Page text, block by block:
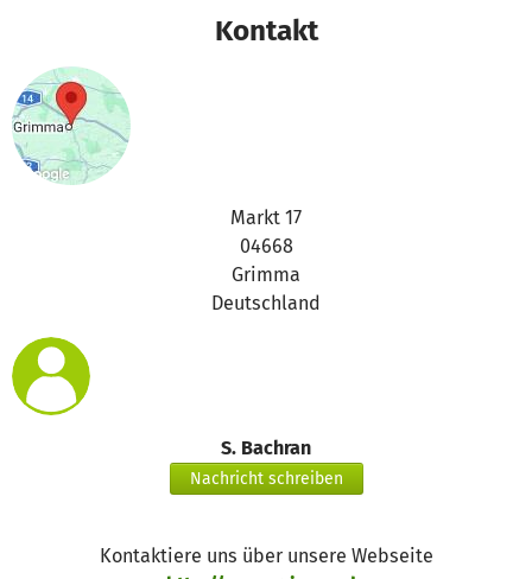
Vielen Dank für Eure Unterstützung,
das betterplace.org-TeamKontakt
Markt 17
04668
Grimma
Deutschland
S. Bachran
Nachricht schreiben
Kontaktiere uns über unsere Webseite